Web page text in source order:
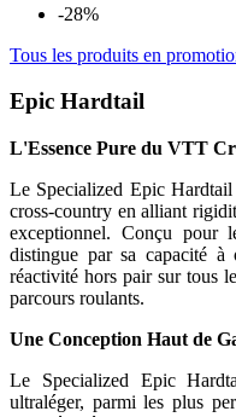
-28%
Tous les produits en
Epic Hardtail
L'Essence Pure du VTT
Le Specialized Epic
cross-country en alliant
exceptionnel. Conçu pour
distingue par sa capacité
réactivité hors pair sur tous
parcours roulants.
Une Conception Haut de
Le Specialized Epic
ultraléger, parmi les plus